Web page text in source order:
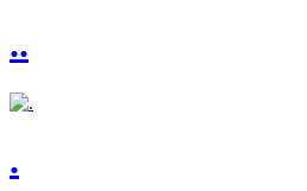
..
.